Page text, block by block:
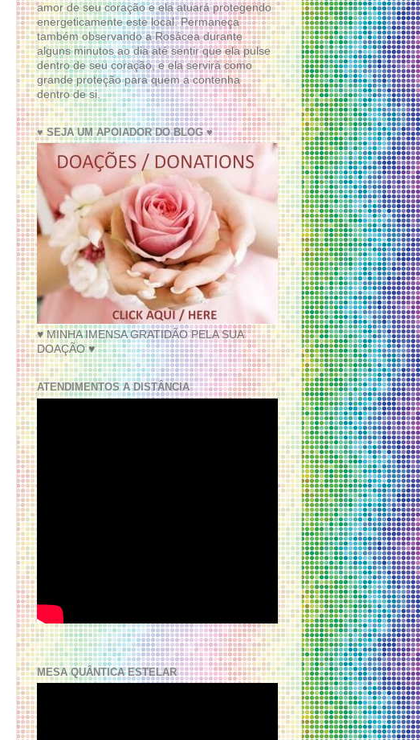
amor de seu coração e ela atuará protegendo
energeticamente este local. Permaneça
também observando a Rosácea durante
alguns minutos ao dia até sentir que ela pulse
dentro de seu coração, e ela servirá como
grande proteção para quem a contenha
dentro de si.
♥ SEJA UM APOIADOR DO BLOG ♥
♥ MINHA IMENSA GRATIDÃO PELA SUA
DOAÇÃO ♥
ATENDIMENTOS A DISTÂNCIA
MESA QUÂNTICA ESTELAR